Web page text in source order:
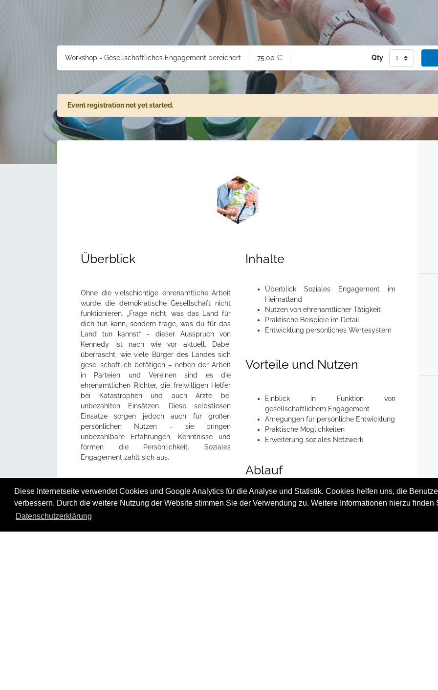
Diese Internetseite verwendet Cookies und Google Analytics für die Analyse und Statistik. Cookies helfen uns, die
verbessern. Durch die weitere Nutzung der Website stimmen Sie der Verwendung zu. Weitere Informationen hierzu
Datenschutzerklärung
Workshop - Gesellschaftliches Engagement bereichert 75,00 € Qty
Event registration not yet started.
Überblick
Ohne die vielschichtige ehrenamtliche Arbeit
würde die demokratische Gesellschaft nicht
funktionieren. „Frage nicht, was das Land für
dich tun kann, sondern frage, was du für das
Land tun kannst“ – dieser Ausspruch von
Kennedy ist nach wie vor aktuell. Dabei
überrascht, wie viele Bürger des Landes sich
gesellschaftlich betätigen – neben der Arbeit
in Parteien und Vereinen sind es die
ehrenamtlichen Richter, die freiwilligen Helfer
bei Katastrophen und auch Ärzte bei
unbezahlten Einsätzen. Diese selbstlosen
Einsätze sorgen jedoch auch für großen
persönlichen Nutzen – sie bringen
unbezahlbare Erfahrungen, Kenntnisse und
formen die Persönlichkeit. Soziales
Engagement zahlt sich aus.
Inhalte
Überblick Soziales Engagement im
Heimatland
Nutzen von ehrenamtlicher Tätigkeit
Praktische Beispiele im Detail
Entwicklung persönliches Wertesystem
Vorteile und Nutzen
Einblick in Funktion von
gesellschaftlichem Engagement
Anregungen für persönliche Entwicklung
Praktische Möglichkeiten
Erweiterung soziales Netzwerk
Ablauf
5 Stunden mit 3 Einheiten à 80 Minuten.